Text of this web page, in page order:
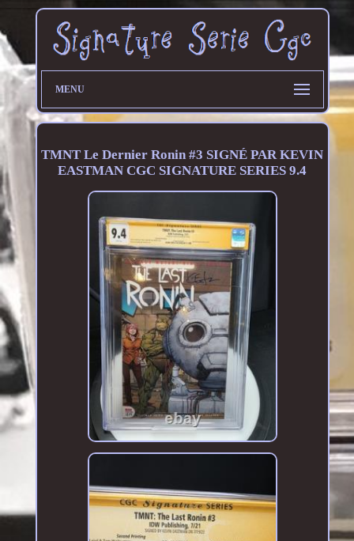
MENU
TMNT Le Dernier Ronin #3 SIGNÉ PAR KEVIN
EASTMAN CGC SIGNATURE SERIES 9.4